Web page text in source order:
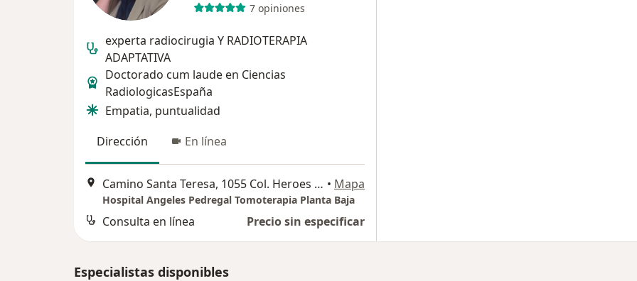
7 opiniones
experta radiocirugia Y RADIOTERAPIA
ADAPTATIVA
Doctorado cum laude en Ciencias
RadiologicasEspaña
Empatia, puntualidad
Dirección
En línea
Camino Santa Teresa, 1055 Col. Heroes de Padierna, Magdalena Contreras • Mapa
Hospital Angeles Pedregal Tomoterapia Planta Baja
Consulta en línea Precio sin especificar
Especialistas disponibles